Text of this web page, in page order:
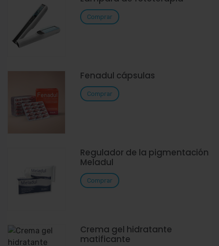
Comprar
Fenadul cápsulas
Comprar
Regulador de la pigmentación
Meladul
Comprar
Crema gel hidratante
matificante